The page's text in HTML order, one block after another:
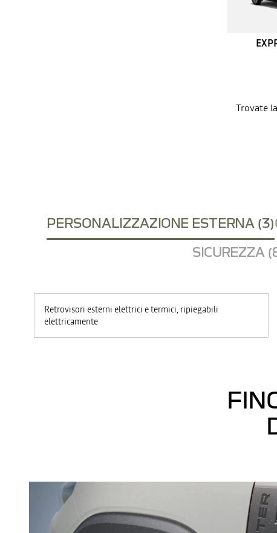
Trovate
PERSONALIZZAZIONE ESTERNA (3)
SICUREZZA
Retrovisori esterni elettrici e termici, ripiegabili
elettricamente